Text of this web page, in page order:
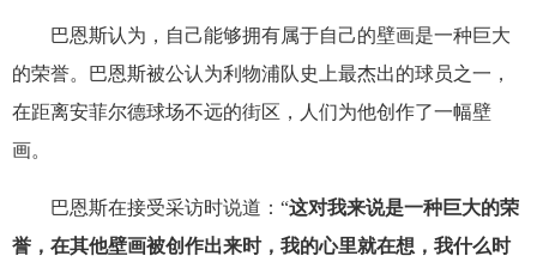
巴恩斯认为，自己能够拥有属于自己的壁画是一种巨大
的荣誉。巴恩斯被公认为利物浦队史上最杰出的球员之一，
在距离安菲尔德球场不远的街区，人们为他创作了一幅壁
画。
巴恩斯在接受采访时说道：“这对我来说是一种巨大的荣
誉，在其他壁画被创作出来时，我的心里就在想，我什么时